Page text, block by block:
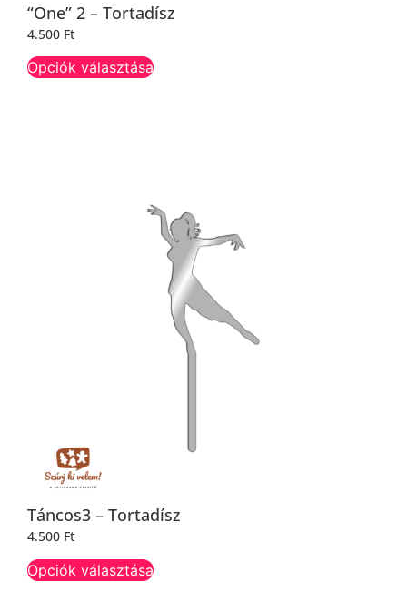
“One” 2 – Tortadísz
4.500 Ft
Opciók választása
Táncos3 – Tortadísz
4.500 Ft
Opciók választása